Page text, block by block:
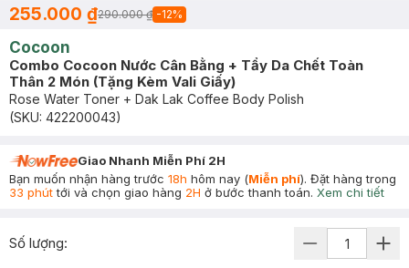
255.000 ₫290.000 ₫ -12%
Cocoon
Combo Cocoon Nước Cân Bằng + Tẩy Da Chết Toàn
Thân 2 Món (Tặng Kèm Vali Giấy)
Rose Water Toner + Dak Lak Coffee Body Polish
(SKU: 422200043)
Giao Nhanh Miễn Phí 2H
Bạn muốn nhận hàng trước 18h hôm nay (Miễn phí). Đặt hàng trong
33 phúttới và chọn giao hàng 2H ở bước thanh toán. Xem chi tiết
Số lượng: